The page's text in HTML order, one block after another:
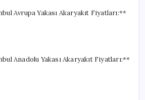
Avrupa Yakası Akaryakıt Fiyatları:**
Anadolu Yakası Akaryakıt Fiyatları:**